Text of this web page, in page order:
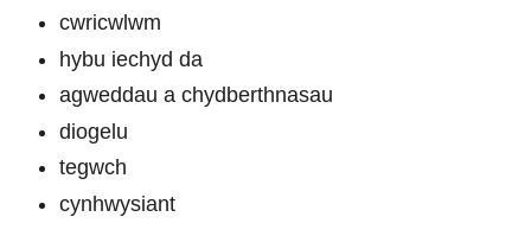
cwricwlwm
hybu iechyd da
agweddau a chydberthnasau
diogelu
tegwch
cynhwysiant